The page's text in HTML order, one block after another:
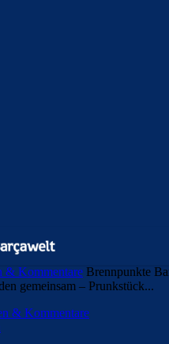
& Kommentare Brennpunkte
gemeinsam – Prunkstück...
& Kommentare